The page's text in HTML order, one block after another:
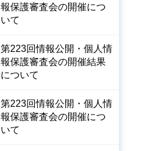
報保護審査会の開催につ
いて
第223回情報公開・個人情
報保護審査会の開催結果
について
第223回情報公開・個人情
報保護審査会の開催につ
いて